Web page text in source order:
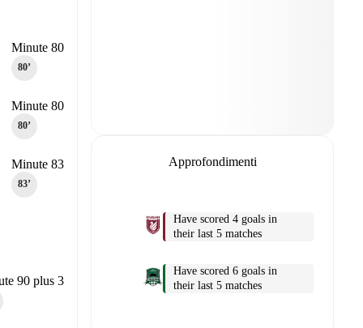
Minute 80
80‎’‎
Minute 80
80‎’‎
Minute 83
83‎’‎
90 plus 3
Approfondimenti
Have scored 4 goals in
their last 5 matches
Have scored 6 goals in
their last 5 matches